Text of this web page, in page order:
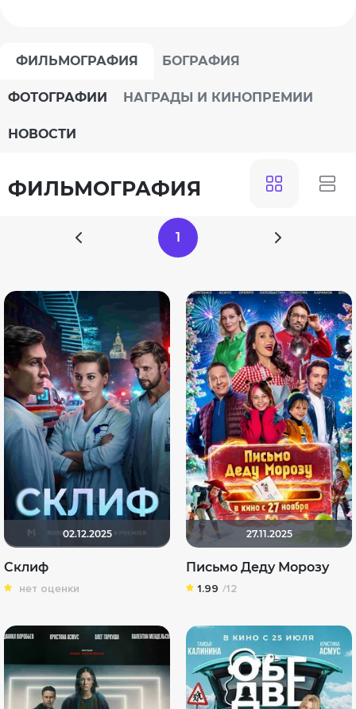
ФИЛЬМОГРАФИЯ БОГРАФИЯ
ФОТОГРАФИИ НАГРАДЫ И КИНОПРЕМИИ
НОВОСТИ
ФИЛЬМОГРАФИЯ
1
02.12.2025
Склиф
нет оценки
27.11.2025
Письмо Деду Морозу
1.99 /12